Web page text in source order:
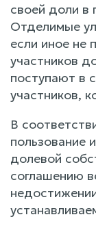
своей доли в
Отделимые
если иное не
участников
поступают в
участников,
В
пользование
долевой
соглашению